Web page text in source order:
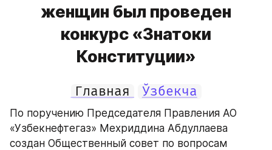
женщин был проведен
конкурс «Знатоки
Конституции»
Главная Ўзбекча
По поручению Председателя Правления АО
«Узбекнефтегаз» Мехриддина Абдуллаева
создан Общественный совет по вопросам